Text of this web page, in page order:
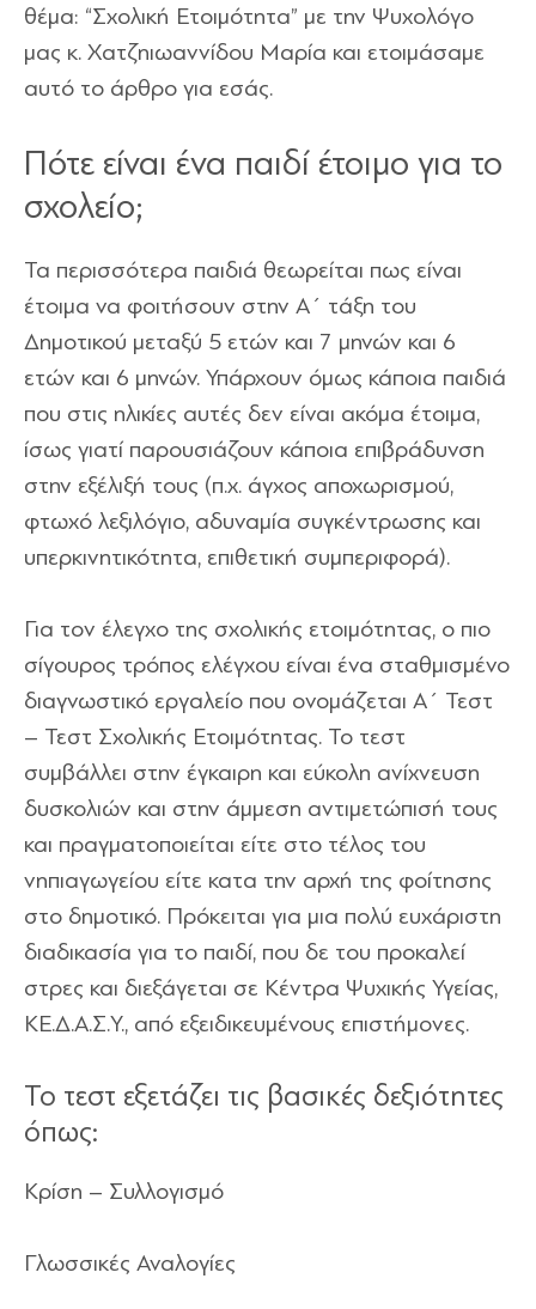
θέμα: “Σχολική Ετοιμότητα” με την Ψυχολόγο
μας κ. Χατζηιωαννίδου Μαρία και ετοιμάσαμε
αυτό το άρθρο για εσάς.
Πότε είναι ένα παιδί έτοιμο για το
σχολείο;
Τα περισσότερα παιδιά θεωρείται πως είναι
έτοιμα να φοιτήσουν στην Α΄ τάξη του
Δημοτικού μεταξύ 5 ετών και 7 μηνών και 6
ετών και 6 μηνών. Υπάρχουν όμως κάποια παιδιά
που στις ηλικίες αυτές δεν είναι ακόμα έτοιμα,
ίσως γιατί παρουσιάζουν κάποια επιβράδυνση
στην εξέλιξή τους (π.χ. άγχος αποχωρισμού,
φτωχό λεξιλόγιο, αδυναμία συγκέντρωσης και
υπερκινητικότητα, επιθετική συμπεριφορά).
Για τον έλεγχο της σχολικής ετοιμότητας, ο πιο
σίγουρος τρόπος ελέγχου είναι ένα σταθμισμένο
διαγνωστικό εργαλείο που ονομάζεται Α΄ Τεστ
– Τεστ Σχολικής Ετοιμότητας. Το τεστ
συμβάλλει στην έγκαιρη και εύκολη ανίχνευση
δυσκολιών και στην άμμεση αντιμετώπισή τους
και πραγματοποιείται είτε στο τέλος του
νηπιαγωγείου είτε κατα την αρχή της φοίτησης
στο δημοτικό. Πρόκειται για μια πολύ ευχάριστη
διαδικασία για το παιδί, που δε του προκαλεί
στρες και διεξάγεται σε Κέντρα Ψυχικής Υγείας,
ΚΕ.Δ.Α.Σ.Υ., από εξειδικευμένους επιστήμονες.
Το τεστ εξετάζει τις βασικές δεξιότητες
όπως:
Κρίση – Συλλογισμό
Γλωσσικές Αναλογίες